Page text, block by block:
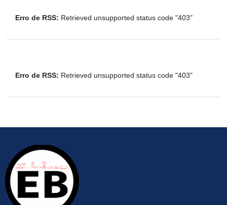
Erro de RSS: Retrieved unsupported status code "403"
Erro de RSS: Retrieved unsupported status code "403"